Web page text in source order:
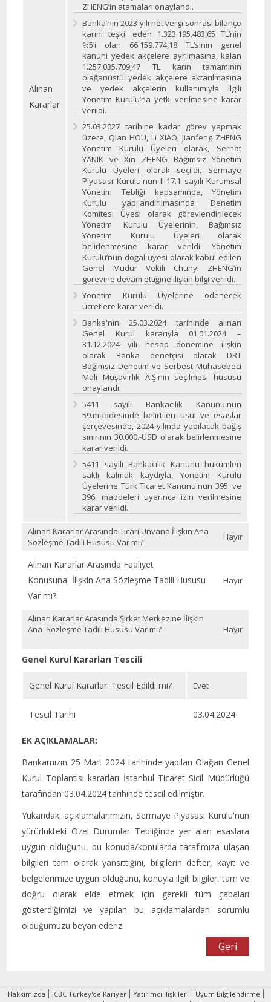
Alınan
Kararlar
ZHENG’in atamaları onaylandı.
Banka’nın 2023 yılı net vergi sonrası bilanço
karını teşkil eden 1.323.195.483,65 TL’nin
%5’i olan 66.159.774,18 TL’sinin genel
kanuni yedek akçelere ayrılmasına, kalan
1.257.035.709,47 TL karın tamamının
olağanüstü yedek akçelere aktarılmasına
ve yedek akçelerin kullanımıyla ilgili
Yönetim Kurulu’na yetki verilmesine karar
verildi.
25.03.2027 tarihine kadar görev yapmak
üzere, Qian HOU, Li XIAO, Jianfeng ZHENG
Yönetim Kurulu Üyeleri olarak, Serhat
YANIK ve Xin ZHENG Bağımsız Yönetim
Kurulu Üyeleri olarak seçildi. Sermaye
Piyasası Kurulu'nun II-17.1 sayılı Kurumsal
Yönetim Tebliği kapsamında, Yönetim
Kurulu yapılandırılmasında Denetim
Komitesi Üyesi olarak görevlendirilecek
Yönetim Kurulu Üyelerinin, Bağımsız
Yönetim Kurulu Üyeleri olarak
belirlenmesine karar verildi. Yönetim
Kurulu’nun doğal üyesi olarak kabul edilen
Genel Müdür Vekili Chunyi ZHENG’in
görevine devam ettiğine ilişkin bilgi verildi.
Yönetim Kurulu Üyelerine ödenecek
ücretlere karar verildi.
Banka'nın 25.03.2024 tarihinde alınan
Genel Kurul kararıyla 01.01.2024 –
31.12.2024 yılı hesap dönemine ilişkin
olarak Banka denetçisi olarak DRT
Bağımsız Denetim ve Serbest Muhasebeci
Mali Müşavirlik A.Ş'nin seçilmesi hususu
onaylandı.
5411 sayılı Bankacılık Kanunu'nun
59.maddesinde belirtilen usul ve esaslar
çerçevesinde, 2024 yılında yapılacak bağış
sınırının 30.000.-USD olarak belirlenmesine
karar verildi.
5411 sayılı Bankacılık Kanunu hükümleri
saklı kalmak kaydıyla, Yönetim Kurulu
Üyelerine Türk Ticaret Kanunu'nun 395. ve
396. maddeleri uyarınca izin verilmesine
karar verildi.
Alınan Kararlar Arasında Ticari Unvana İlişkin Ana
Sözleşme Tadili Hususu Var mı?
Hayır
Alınan Kararlar Arasında Faaliyet
Konusuna İlişkin Ana Sözleşme Tadili Hususu
Var mı?
Hayır
Alınan Kararlar Arasında Şirket Merkezine İlişkin
Ana Sözleşme Tadili Hususu Var mı?
Hayır
Genel Kurul Kararları Tescili
Genel Kurul Kararları Tescil Edildi mi? Evet
Tescil Tarihi 03.04.2024
EK AÇIKLAMALAR:
Bankamızın 25 Mart 2024 tarihinde yapılan Olağan Genel
Kurul Toplantısı kararları İstanbul Ticaret Sicil Müdürlüğü
tarafından 03.04.2024 tarihinde tescil edilmiştir.
Yukarıdaki açıklamalarımızın, Sermaye Piyasası Kurulu'nun
yürürlükteki Özel Durumlar Tebliğinde yer alan esaslara
uygun olduğunu, bu konuda/konularda tarafımıza ulaşan
bilgileri tam olarak yansıttığını, bilgilerin defter, kayıt ve
belgelerimize uygun olduğunu, konuyla ilgili bilgileri tam ve
doğru olarak elde etmek için gerekli tüm çabaları
gösterdiğimizi ve yapılan bu açıklamalardan sorumlu
olduğumuzu beyan ederiz.
Geri
Hakkımızda ICBC Turkey'de Kariyer Yatırımcı İlişkileri
Uyum Bilgilendirme